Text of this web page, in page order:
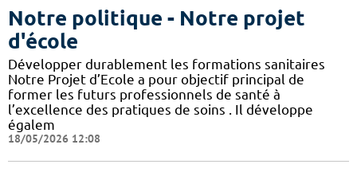
Notre politique - Notre projet
d'école
Développer durablement les formations sanitaires
Notre Projet d’Ecole a pour objectif principal de
former les futurs professionnels de santé à
l’excellence des pratiques de soins . Il développe
égalem
18/05/2026 12:08